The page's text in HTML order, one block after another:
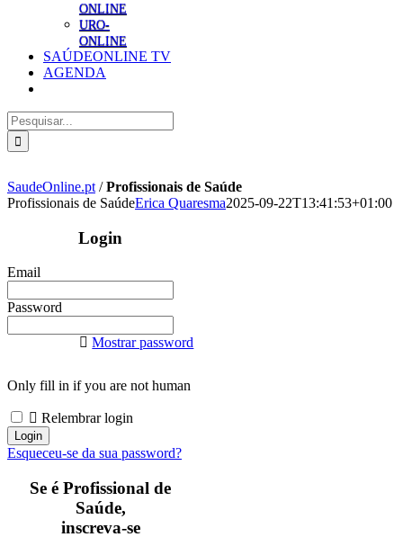
ONLINE
URO-
ONLINE
SAÚDEONLINE TV
AGENDA
Pesquisar
SaudeOnline.pt /Profissionais de Saúde
Profissionais de SaúdeErica Quaresma2025-09-22T13:41:53+01:00
Login
Email
Password
Mostrar password
Only fill in if you are not human
Relembrar login
Esqueceu-se da sua password?
Se é Profissional de
Saúde,
inscreva-se